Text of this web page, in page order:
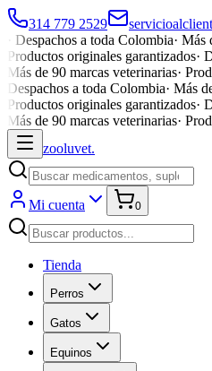
314 779 2529
Despachos a toda Colombia· Más
Productos originales garantizados·
Más de 90 marcas veterinarias·
Despachos a toda Colombia· Más
Productos originales garantizados·
Más de 90 marcas veterinarias·
zooluvet.
Mi cuenta 0
Tienda
Perros
Gatos
Equinos